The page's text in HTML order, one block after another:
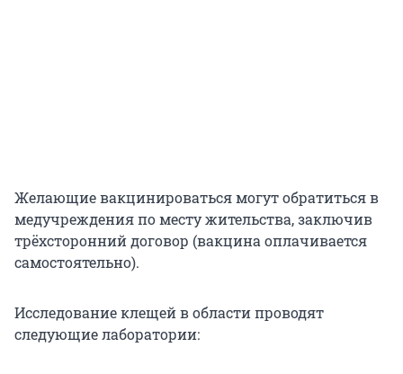
Желающие вакцинироваться могут обратиться в
медучреждения по месту жительства, заключив
трёхсторонний договор (вакцина оплачивается
самостоятельно).
Исследование клещей в области проводят
следующие лаборатории: